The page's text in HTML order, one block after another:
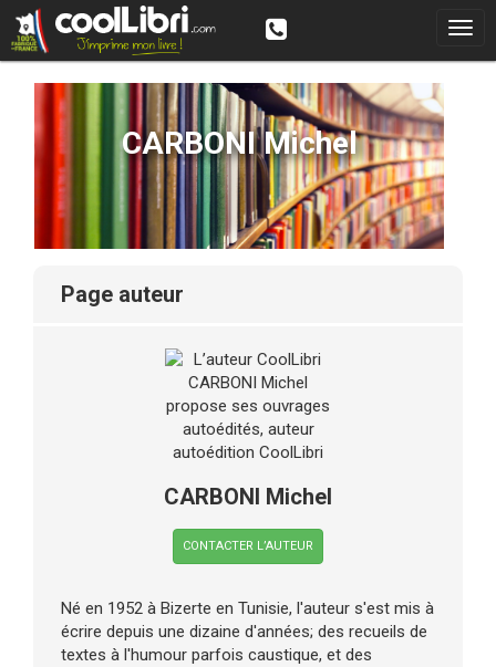
CARBONI Michel
page auteur
CARBONI Michel
CONTACTER L’AUTEUR
Né en 1952 à Bizerte en Tunisie, l'auteur s'est mis à
écrire depuis une dizaine d'années; des recueils de
textes à l'humour parfois caustique, et des